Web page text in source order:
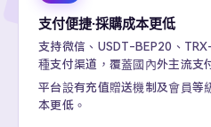
支付便捷·採購成本更低
支持微信、USDT-BEP20、
種支付渠道，覆蓋國內外主流支
平台設有充值贈送機制及會員等
本更低。